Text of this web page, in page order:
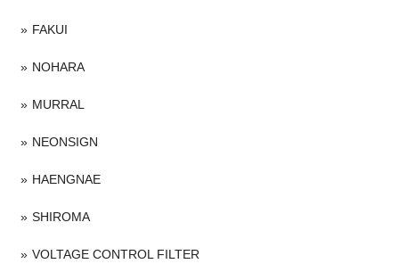
FAKUI
NOHARA
MURRAL
NEONSIGN
HAENGNAE
SHIROMA
VOLTAGE CONTROL FILTER